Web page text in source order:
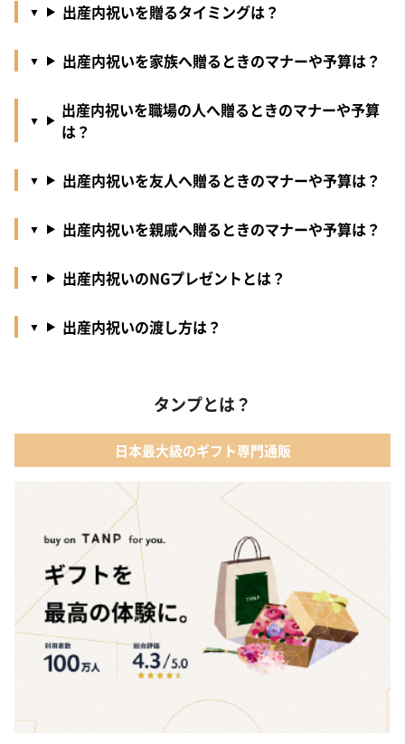
出産内祝いを贈るタイミングは？
出産内祝いを家族へ贈るときのマナーや予算は？
出産内祝いを職場の人へ贈るときのマナーや予算
は？
出産内祝いを友人へ贈るときのマナーや予算は？
出産内祝いを親戚へ贈るときのマナーや予算は？
出産内祝いのNGプレゼントとは？
出産内祝いの渡し方は？
タンプとは？
日本最大級のギフト専門通販